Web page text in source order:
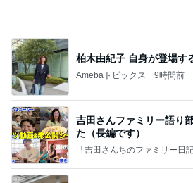
柏木由紀子 自身が登場す
Amebaトピックス 9時間前
吉田さんファミリー語り
た（長編です）
「吉田さんちのファミリー日